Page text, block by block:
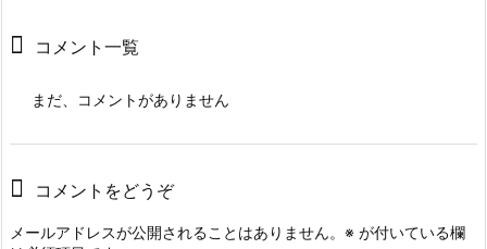
コメント一覧
まだ、コメントがありません
コメントをどうぞ
メールアドレスが公開されることはありません。 ※ が付いている欄